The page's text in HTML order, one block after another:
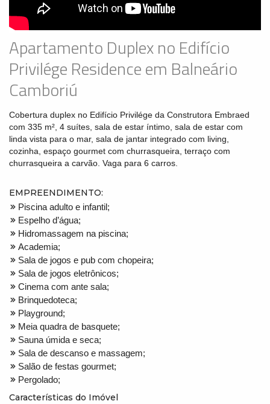
Apartamento Duplex no Edifício
Privilége Residence em Balneário
Camboriú
Cobertura duplex no Edifício Privilége da Construtora Embraed
com 335 m², 4 suítes, sala de estar íntimo, sala de estar com
linda vista para o mar, sala de jantar integrado com living,
cozinha, espaço gourmet com churrasqueira, terraço com
churrasqueira a carvão. Vaga para 6 carros.
EMPREENDIMENTO:
Piscina adulto e infantil;
Espelho d’água;
Hidromassagem na piscina;
Academia;
Sala de jogos e pub com chopeira;
Sala de jogos eletrônicos;
Cinema com ante sala;
Brinquedoteca;
Playground;
Meia quadra de basquete;
Sauna úmida e seca;
Sala de descanso e massagem;
Salão de festas gourmet;
Pergolado;
Características do Imóvel